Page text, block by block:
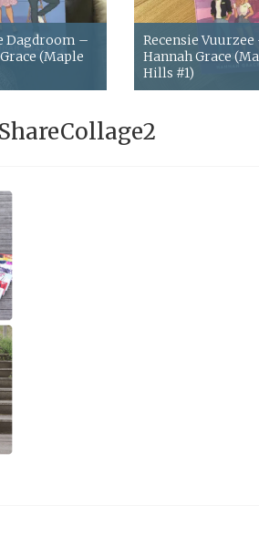
Dagdroom –
(Maple
Recensie Vuurzee
Hannah Grace
Hills #1)